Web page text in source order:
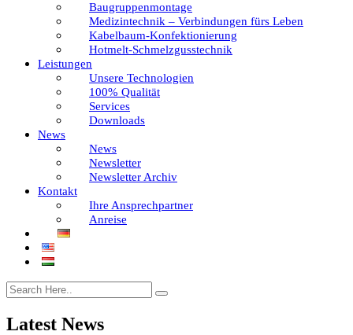
Baugruppenmontage
Medizintechnik – Verbindungen fürs Leben
Kabelbaum-Konfektionierung
Hotmelt-Schmelzgusstechnik
Leistungen
Unsere Technologien
100% Qualität
Services
Downloads
News
News
Newsletter
Newsletter Archiv
Kontakt
Ihre Ansprechpartner
Anreise
Latest News